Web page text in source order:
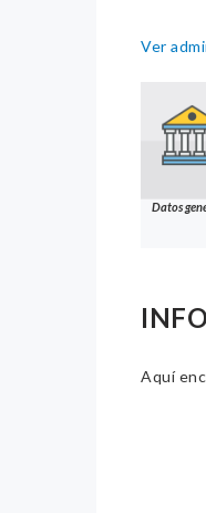
Ver
Datos
Aquí